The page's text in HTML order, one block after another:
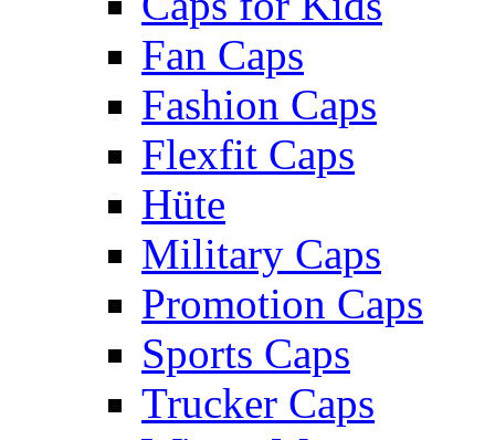
Fan Caps
Fashion Caps
Flexfit Caps
Hüte
Military Caps
Promotion Caps
Sports Caps
Trucker Caps